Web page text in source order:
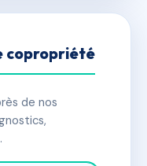
copropriété
de nos